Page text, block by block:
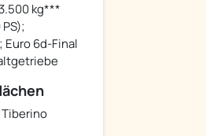
kg***
6d-Final